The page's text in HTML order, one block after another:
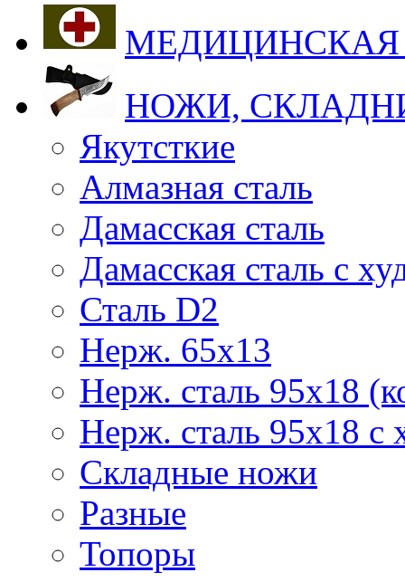
НОЖИ,
Якутсткие
Алмазная сталь
Дамасская сталь
Дамасская сталь с
Сталь D2
Нерж. 65х13
Нерж. сталь 95х18
Нерж. сталь 95х18 с
Складные ножи
Разные
Топоры